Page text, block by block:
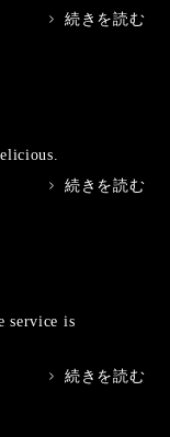
>
続きを読む
>
続きを読む
service is
>
続きを読む